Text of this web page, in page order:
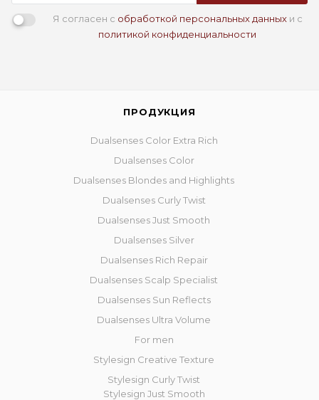
Я согласен с обработкой персональных данныхи с
политикой конфиденциальности
ПРОДУКЦИЯ
Dualsenses Color Extra Rich
Dualsenses Color
Dualsenses Blondes and Highlights
Dualsenses Curly Twist
Dualsenses Just Smooth
Dualsenses Silver
Dualsenses Rich Repair
Dualsenses Scalp Specialist
Dualsenses Sun Reflects
Dualsenses Ultra Volume
For men
Stylesign Creative Texture
Stylesign Curly Twist
Stylesign Just Smooth